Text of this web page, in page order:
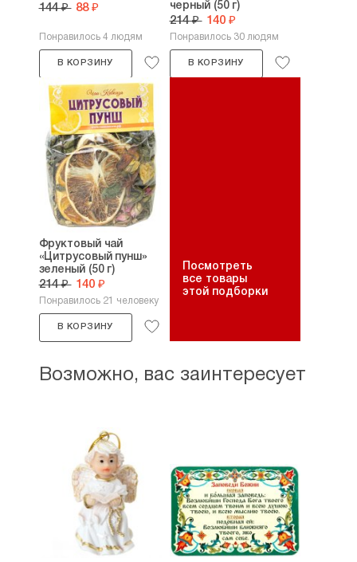
144 ₽ 88 ₽
Понравилось 4 людям
В КОРЗИНУ
черный (50 г)
214 ₽ 140 ₽
Понравилось 30 людям
В КОРЗИНУ
Фруктовый чай
«Цитрусовый пунш»
зеленый (50 г)
214 ₽ 140 ₽
Понравилось 21 человеку
В КОРЗИНУ
Посмотреть
все товары
этой подборки
Возможно, вас заинтересует